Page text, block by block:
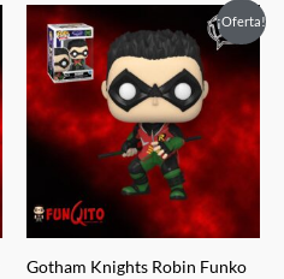
¡Oferta!
Gotham Knights Robin Funko
El
precio
original
era:
$21.50.
precio
actual
es:
$18.50.